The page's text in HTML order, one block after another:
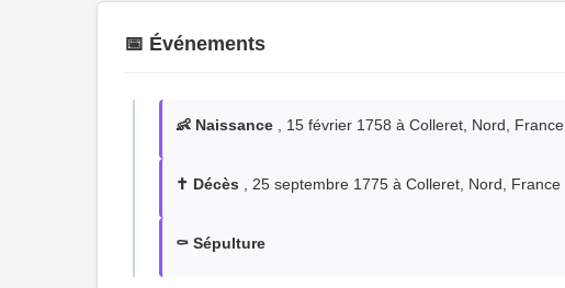
📅 Événements
👶 Naissance , 15 février 1758 à Colleret, Nord, France
✝️ Décès , 25 septembre 1775 à Colleret, Nord, France
⚰️ Sépulture